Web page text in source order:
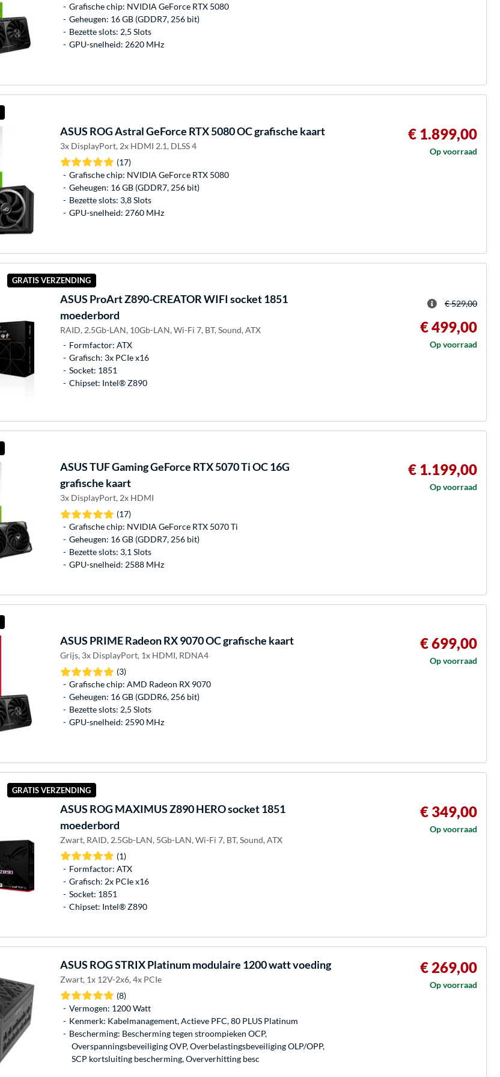
Grafische chip: NVIDIA GeForce RTX 5080
Geheugen: 16 GB (GDDR7, 256 bit)
Bezette slots: 2,5 Slots
GPU-snelheid: 2620 MHz
ASUS ROG Astral GeForce RTX 5080 OC grafische kaart
3x DisplayPort, 2x HDMI 2.1, DLSS 4
(17)
Grafische chip: NVIDIA GeForce RTX 5080
Geheugen: 16 GB (GDDR7, 256 bit)
Bezette slots: 3,8 Slots
GPU-snelheid: 2760 MHz
€ 1.899,00
Op voorraad
GRATIS VERZENDING
ASUS ProArt Z890-CREATOR WIFI socket 1851
moederbord
RAID, 2.5Gb-LAN, 10Gb-LAN, Wi-Fi 7, BT, Sound, ATX
Formfactor: ATX
Grafisch: 3x PCIe x16
Socket: 1851
Chipset: Intel® Z890
€ 529,00
€ 499,00
Op voorraad
ASUSTUF Gaming GeForce RTX 5070 Ti OC 16G
grafische kaart
3x DisplayPort, 2x HDMI
(17)
Grafische chip: NVIDIA GeForce RTX 5070 Ti
Geheugen: 16 GB (GDDR7, 256 bit)
Bezette slots: 3,1 Slots
GPU-snelheid: 2588 MHz
€ 1.199,00
Op voorraad
ASUS PRIME Radeon RX 9070 OC grafische kaart
Grijs, 3x DisplayPort, 1x HDMI, RDNA4
(3)
Grafische chip: AMD Radeon RX 9070
Geheugen: 16 GB (GDDR6, 256 bit)
Bezette slots: 2,5 Slots
GPU-snelheid: 2590 MHz
€ 699,00
Op voorraad
GRATIS VERZENDING
ASUS ROG MAXIMUS Z890 HERO socket 1851
moederbord
Zwart, RAID, 2.5Gb-LAN, 5Gb-LAN, Wi-Fi 7, BT, Sound, ATX
(1)
Formfactor: ATX
Grafisch: 2x PCIe x16
Socket: 1851
Chipset: Intel® Z890
€ 349,00
Op voorraad
ASUS ROG STRIX Platinum modulaire 1200 watt voeding
Zwart, 1x 12V-2x6, 4x PCIe
(8)
Vermogen: 1200 Watt
Kenmerk: Kabelmanagement, Actieve PFC, 80 PLUS Platinum
Bescherming: Bescherming tegen stroompieken OCP,
Overspanningsbeveiliging OVP, Overbelastingsbeveiliging OLP/OPP,
SCP kortsluiting bescherming, Oververhitting besc
€ 269,00
Op voorraad